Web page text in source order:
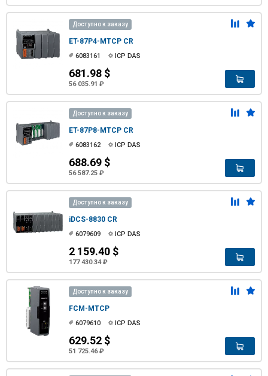
Доступно к заказу
ET-87P4-MTCP CR
6083161 ICP DAS
681.98 $
56 035.91 ₽
Доступно к заказу
ET-87P8-MTCP CR
6083162 ICP DAS
688.69 $
56 587.25 ₽
Доступно к заказу
iDCS-8830 CR
6079609 ICP DAS
2 159.40 $
177 430.34 ₽
Доступно к заказу
FCM-MTCP
6079610 ICP DAS
629.52 $
51 725.46 ₽